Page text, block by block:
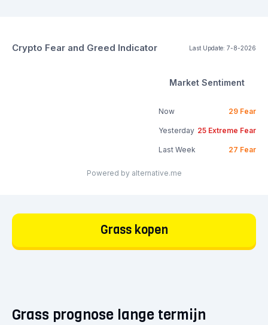
Crypto Fear and Greed Indicator Last Update: 7-8-2026
Market Sentiment
Now 29 Fear
Yesterday 25 Extreme Fear
Last Week 27 Fear
Powered by alternative.me
Grass kopen
Grass prognose lange termijn